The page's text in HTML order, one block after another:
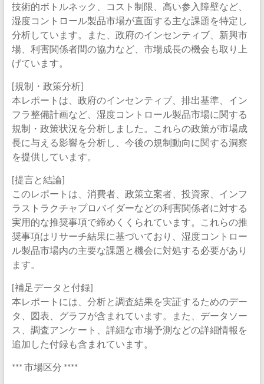
技術的ボトルネック、コスト制限、高い参入障壁など、
湿度コントロール製品市場が直面する主な課題を特定し
分析しています。また、政府のインセンティブ、新興市
場、利害関係者間の協力など、市場成長の機会も取り上
げています。
[規制・政策分析]
本レポートは、政府のインセンティブ、排出基準、イン
フラ整備計画など、湿度コントロール製品市場に関する
規制・政策状況を分析しました。これらの政策が市場成
長に与える影響を分析し、今後の規制動向に関する洞察
を提供しています。
[提言と結論]
このレポートは、消費者、政策立案者、投資家、インフ
ラストラクチャプロバイダーなどの利害関係者に対する
実用的な推奨事項で締めくくられています。これらの推
奨事項はリサーチ結果に基づいており、湿度コントロー
ル製品市場内の主要な課題と機会に対処する必要があり
ます。
[補足データと付録]
本レポートには、分析と調査結果を実証するためのデー
タ、図表、グラフが含まれています。また、データソー
ス、調査アンケート、詳細な市場予測などの詳細情報を
追加した付録も含まれています。
*** 市場区分 ****